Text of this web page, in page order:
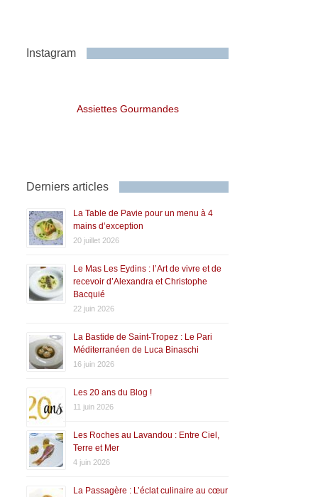
Instagram
Assiettes Gourmandes
Derniers articles
La Table de Pavie pour un menu à 4
mains d’exception
20 juillet 2026
Le Mas Les Eydins : l’Art de vivre et de
recevoir d’Alexandra et Christophe
Bacquié
22 juin 2026
La Bastide de Saint-Tropez : Le Pari
Méditerranéen de Luca Binaschi
16 juin 2026
Les 20 ans du Blog !
11 juin 2026
Les Roches au Lavandou : Entre Ciel,
Terre et Mer
4 juin 2026
La Passagère : L’éclat culinaire au cœur